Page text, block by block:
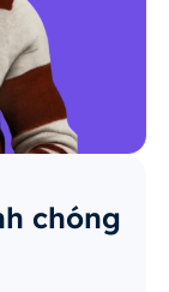
chóng